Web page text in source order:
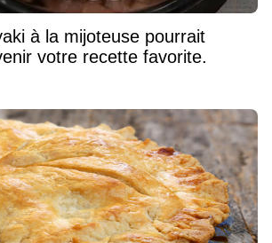
à la mijoteuse pourrait
votre recette favorite.